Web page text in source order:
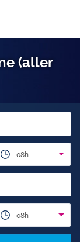
(aller
08h
08h